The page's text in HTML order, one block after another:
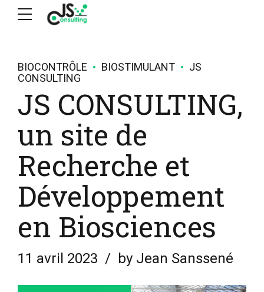
BIOCONTRÔLE BIOSTIMULANT
JS
CONSULTING
JS CONSULTING,
un site de
Recherche et
Développement
en Biosciences
11 avril 2023 by Jean Sanssené